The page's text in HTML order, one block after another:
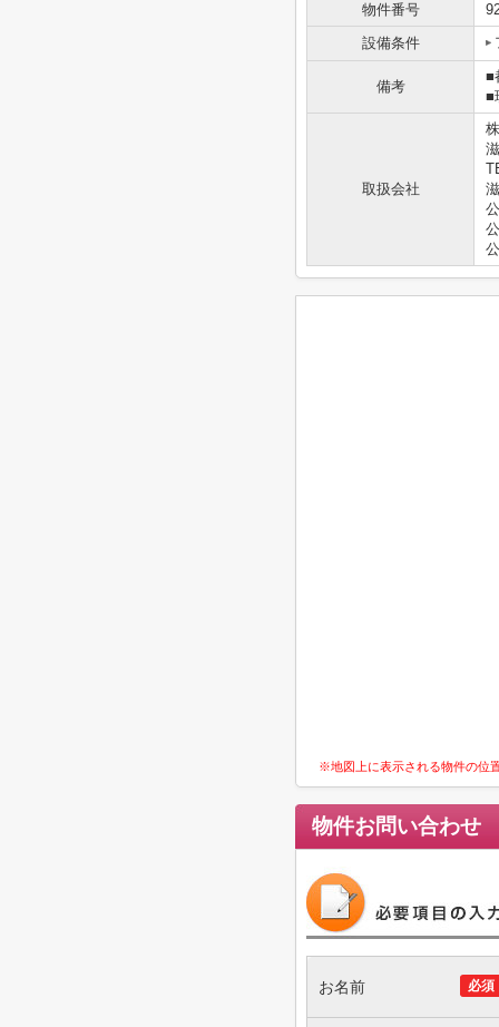
物件番号
設備条件
備考
■
■
取扱会社
※地図上に表示される物件の位
物件お問い合わせ
必須
お名前